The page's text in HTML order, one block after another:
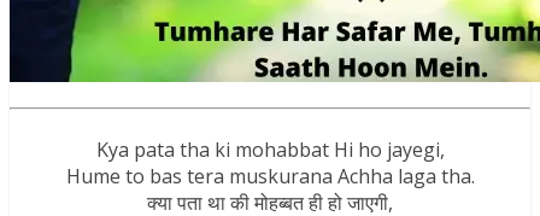
Kya pata tha ki mohabbat Hi ho jayegi,
Hume to bas tera muskurana Achha laga tha.
क्या पता था की मोहब्बत ही हो जाएगी,